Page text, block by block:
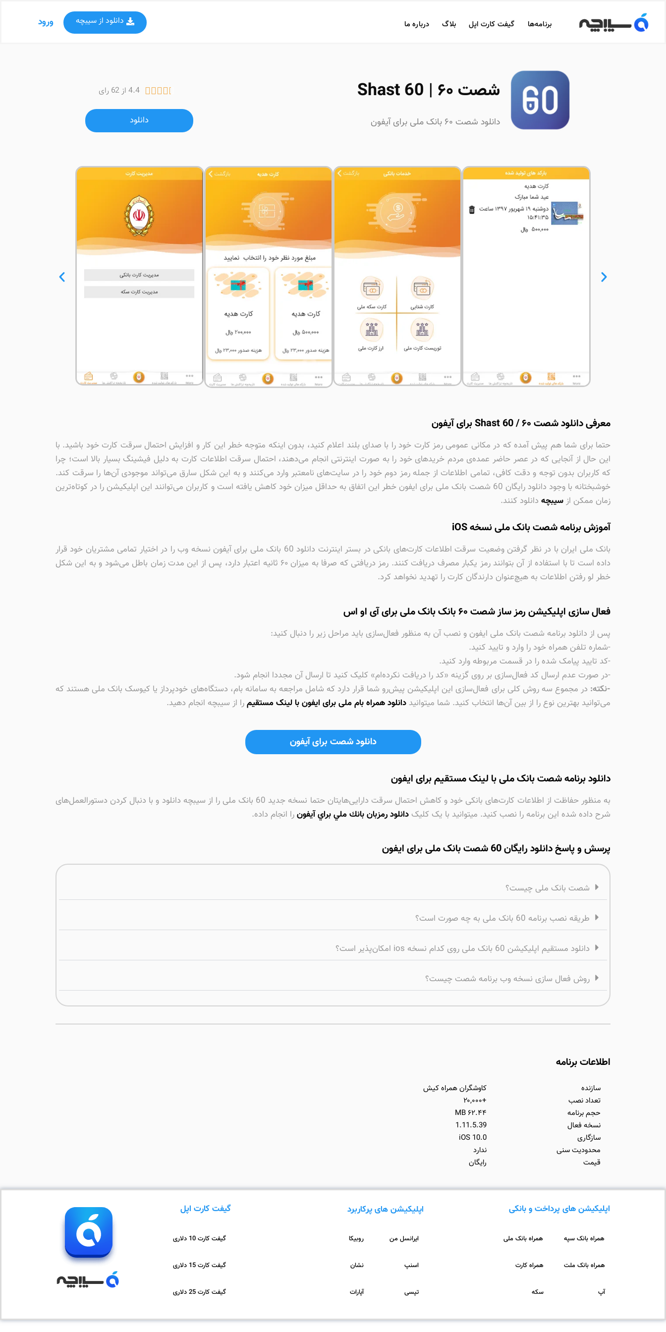
ورود دانلود از سیبچه برنامه‌ها گیفت کارت اپل بلاگ درباره ما
4.4 از 62 رای 
دانلود
شصت ۶۰ | Shast 60
دانلود شصت ۶۰ بانک ملی برای آیفون
معرفی دانلود شصت ۶۰ / Shast 60 برای آیفون
حتما برای شما هم پیش آمده که در مکانی عمومی رمز کارت خود را با صدای بلند اعلام کنید، بدون اینکه متوجه خطر این کار و افزایش احتمال سرقت کارت خود باشید. با
این حال از آنجایی که در عصر حاضر عمده‌ی مردم خریدهای خود را به صورت اینترنتی انجام می‌دهند، احتمال سرقت اطلاعات کارت به دلیل فیشینگ بسیار بالا است؛ چرا
که کاربران بدون توجه و دقت کافی، تمامی اطلاعات از جمله رمز دوم خود را در سایت‌های نامعتبر وارد می‌کنند و به این شکل سارق می‌تواند موجودی آن‌ها را سرقت کند.
خوشبختانه با وجود دانلود رایگان 60 شصت بانک ملی برای ایفون خطر این اتفاق به حداقل میزان خود کاهش یافته است و کاربران می‌توانند این اپلیکیشن را در کوتاه‌ترین
زمان ممکن از سیبچه دانلود کنند.
آموزش برنامه شصت بانک ملی نسخه iOS
بانک ملی ایران با در نظر گرفتن وضعیت سرقت اطلاعات کارت‌های بانکی در بستر اینترنت دانلود 60 بانک ملی برای آیفون نسخه وب را در اختیار تمامی مشتریان خود قرار
داده است تا با استفاده از آن بتوانند رمز یکبار مصرف دریافت کنند. رمز دریافتی که صرفا به میزان ۶۰ ثانیه اعتبار دارد، پس از این مدت زمان باطل می‌شود و به این شکل
خطر لو رفتن اطلاعات به هیچ‌عنوان دارندگان کارت را تهدید نخواهد کرد.
فعال سازی اپلیکیشن رمز ساز شصت ۶۰ بانک بانک ملی برای آی او اس
پس از دانلود برنامه شصت بانک ملی ایفون و نصب آن به منظور فعال‌سازی باید مراحل زیر را دنبال کنید:
-شماره تلفن همراه خود را وارد و تایید کنید.
-کد تایید پیامک شده را در قسمت مربوطه وارد کنید.
-در صورت عدم ارسال کد فعال‌سازی بر روی گزینه «کد را دریافت نکرده‌ام» کلیک کنید تا ارسال آن مجددا انجام شود.
-نکته: در مجموع سه روش کلی برای فعال‌سازی این اپلیکیشن پیش‌رو شما قرار دارد که شامل مراجعه به سامانه بام، دستگاه‌های خودپرداز یا کیوسک بانک ملی هستند که
می‌توانید بهترین نوع را از بین آن‌ها انتخاب کنید. شما میتوانید دانلود همراه بام ملی برای ایفون با لینک مستقیمرا از سیبچه انجام دهید.
دانلود شصت برای آیفون
دانلود برنامه شصت بانک ملی با لینک مستقیم برای ایفون
به منظور حفاظت از اطلاعات کارت‌های بانکی خود و کاهش احتمال سرقت دارایی‌هایتان حتما نسخه جدید 60 بانک ملی را از سیبچه دانلود و با دنبال کردن دستورالعمل‌های
شرح داده شده این برنامه را نصب کنید. میتوانید با یک کلیک دانلود رمزبان بانك ملي براي آيفونرا انجام داده.
پرسش و پاسخ دانلود رایگان 60 شصت بانک ملی برای ایفون
شصت بانک ملی چیست؟
طریقه نصب برنامه 60 بانک ملی به چه صورت است؟
دانلود مستقیم اپلیکیشن 60 بانک ملی روی کدام نسخه ios امکان‌پذیر است؟
روش فعال سازی نسخه وب برنامه شصت چیست؟
اطلاعات برنامه
کاوشگران همراه کیش
+۲۰,۰۰۰
۶۲.۴۴ MB
1.11.5.39
iOS 10.0
ندارد
رایگان
سازنده
تعداد نصب
حجم برنامه
نسخه فعال
سازگاری
محدودیت سنی
قیمت
گیفت کارت اپل
گیفت کارت 10 دلاری
گیفت کارت 15 دلاری
گیفت کارت 25 دلاری
اپلیکیشن های پرکاربرد
روبیکا ایرانسل من
نشان اسنپ
آپارات تپسی
اپلیکیشن های پرداخت و بانکی
همراه بانک ملی همراه بانک سپه
همراه کارت همراه بانک ملت
سکه آپ